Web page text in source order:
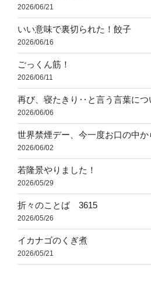
2026/06/21
いい意味で裏切られた！餃子
2026/06/16
ごっくん筋！
2026/06/11
再び、寝たきり‥と言う言葉につ
2026/06/06
世界禁煙デー、今一度お口の中か
2026/06/02
若隆景やりました！
2026/05/29
折々のことば 3615
2026/05/26
イカナゴのくぎ煮
2026/05/21